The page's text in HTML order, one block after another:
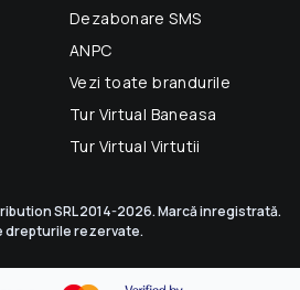
Dezabonare SMS
ANPC
Vezi toate brandurile
Tur Virtual Baneasa
Tur Virtual Virtutii
SRL 2014-2026. Marcă inregistrată.
drepturile rezervate.